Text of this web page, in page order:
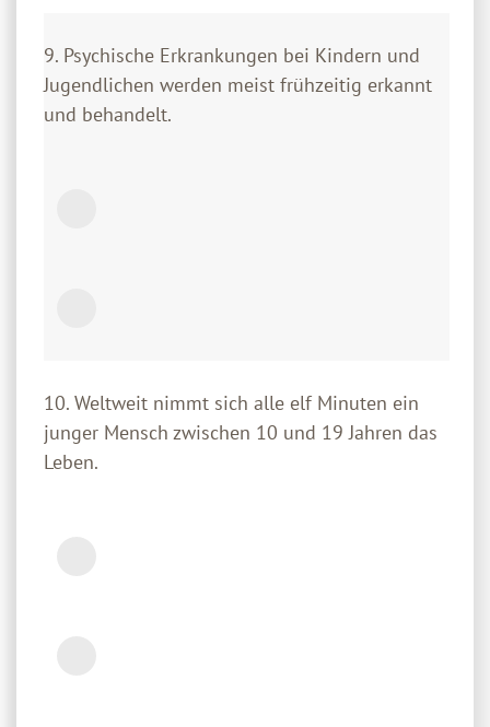
9. Psychische Erkrankungen bei Kindern und
Jugendlichen werden meist frühzeitig erkannt
und behandelt.
10. Weltweit nimmt sich alle elf Minuten ein
junger Mensch zwischen 10 und 19 Jahren das
Leben.